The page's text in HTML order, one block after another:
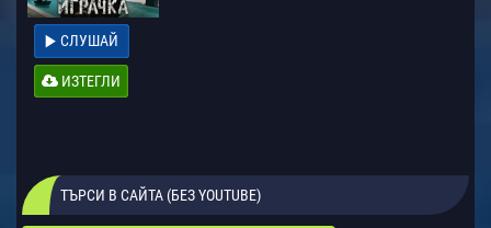
СЛУШАЙ
ИЗТЕГЛИ
ТЪРСИ В САЙТА (БЕЗ YOUTUBE)